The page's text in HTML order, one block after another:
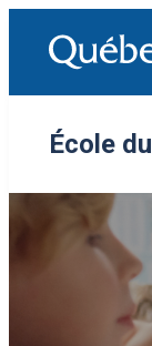
contenu
École